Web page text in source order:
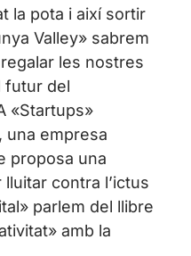
la pota i així sortir
Valley» sabrem
les nostres
futur del
«Startups»
una empresa
proposa una
contra l’ictus
parlem del llibre
amb la